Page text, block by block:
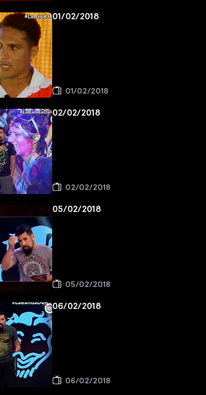
01/02/2018
01/02/2018
02/02/2018
02/02/2018
05/02/2018
05/02/2018
06/02/2018
06/02/2018